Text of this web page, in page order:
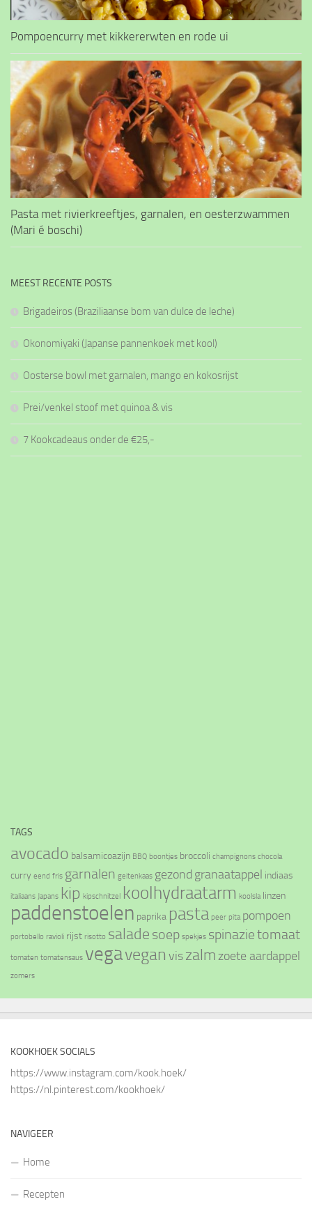
Pompoencurry met kikkererwten en rode ui
Pasta met rivierkreeftjes, garnalen, en oesterzwammen
(Mari é boschi)
MEEST RECENTE POSTS
Brigadeiros (Braziliaanse bom van dulce de leche)
Okonomiyaki (Japanse pannenkoek met kool)
Oosterse bowl met garnalen, mango en kokosrijst
Prei/venkel stoof met quinoa & vis
7 Kookcadeaus onder de €25,-
TAGS
avocado balsamicoazijn BBQ boontjes broccoli champignons chocola
curry eend fris garnalen geitenkaas gezond granaatappel indiaas
italiaans Japans kip kipschnitzel koolhydraatarm koolsla linzen
paddenstoelen paprika pasta peer pita pompoen
portobello ravioli rijst risotto salade soep spekjes spinazietomaat
tomaten tomatensaus vegavegan vis zalm zoete aardappel
zomers
KOOKHOEK SOCIALS
https://www.instagram.com/kook.hoek/
https://nl.pinterest.com/kookhoek/
NAVIGEER
Home
Recepten